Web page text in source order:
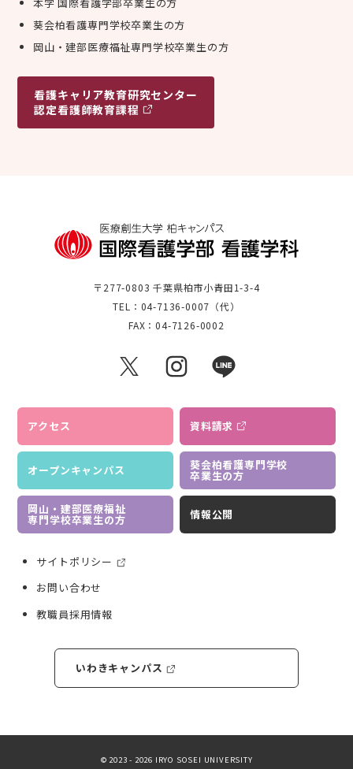
葵会柏看護専門学校卒業生の方
岡山・建部医療福祉専門学校卒業生の方
看護キャリア教育研究センター
認定看護師教育課程
〒277-0803 千葉県柏市小青田1-3-4
TEL：04-7136-0007（代）
FAX：04-7126-0002
アクセス 資料請求
オープンキャンパス 葵会柏看護専門学校
卒業生の方
岡山・建部医療福祉
専門学校卒業生の方 情報公開
サイトポリシー
お問い合わせ
教職員採用情報
いわきキャンパス
© 2023 - 2026 IRYO SOSEI UNIVERSITY